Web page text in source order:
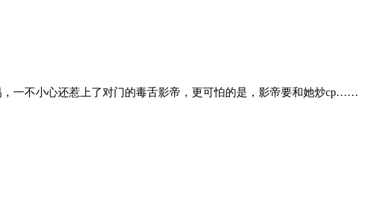
一不小心还惹上了对门的毒舌影帝，更可怕的是，影帝要和她炒cp……